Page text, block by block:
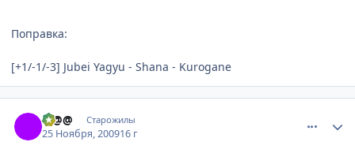
Поправка:
[+1/-1/-3] Jubei Yagyu - Shana - Kurogane
@@@ Старожилы
25 Ноября, 200916 г